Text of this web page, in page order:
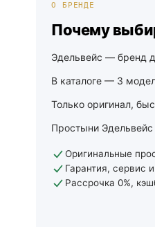
О БРЕНДЕ
Почему
Эдельвейс — бренд
В каталоге — 3
Только оригинал,
Простыни
Оригинальные
Гарантия, сервис
Рассрочка 0%,